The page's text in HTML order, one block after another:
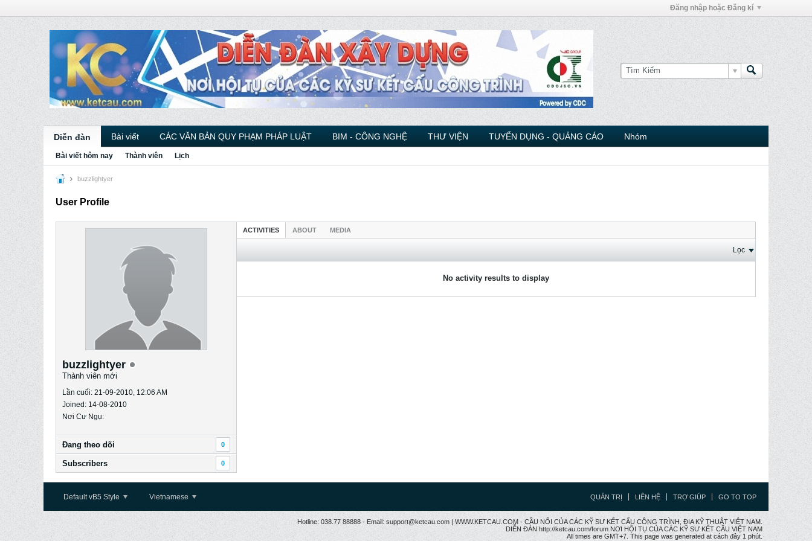
Đăng nhập hoặc Đăng kí
Diễn đàn Bài viết CÁC VĂN BẢN QUY PHẠM PHÁP LUẬT BIM - CÔNG NGHỆ THƯ VIỆN TUYỂN DỤNG - QUẢNG CÁO Nhóm
Bài viết hôm nay Thành viên Lịch
buzzlightyer
User Profile
buzzlightyer
Thành viên mới
Lần cuối: 21-09-2010, 12:06 AM
Joined: 14-08-2010
Nơi Cư Ngụ:
Ðang theo dõi 0
Subscribers 0
ACTIVITIES ABOUT MEDIA
Lọc
No activity results to display
Default vB5 Style Vietnamese QUẢN TRỊ LIÊN HỆ TRỢ GIÚP GO TO TOP
Hotline: 038.77 88888 - Email: support@ketcau.com | WWW.KETCAU.COM - CẦU NỐI CỦA CÁC KỸ SƯ KẾT CẤU CÔNG TRÌNH, ĐỊA KỸ THUẬT VIỆT NAM.
DIỄN ĐÀN http://ketcau.com/forum NƠI HỘI TỤ CỦA CÁC KỸ SƯ KẾT CÂU VIỆT NAM
All times are GMT+7. This page was generated at cách đây 1 phút.